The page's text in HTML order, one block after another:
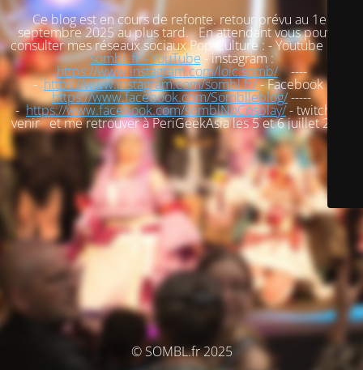
Ce blog est en cours de refonte. retour prévu au 1er
septembre 2025 au plus tard. En attendant vous pouvez
consulter mes réseaux sociaux Pop-Culture : - Youtube :
sombl_fr - YouTube - instagram :
https://www.instagram.com/loic.somb/----
-https://www.instagram.com/sombl.fr/- Facebook :
https://www.facebook.com/Somblleblog/-----
-https://www.facebook.com/somblNoCosplay/- twitch : à
venir et me retrouver à PeriGeekAsia les 5 et 6 juillet 2025
© SOMBL.fr 2025